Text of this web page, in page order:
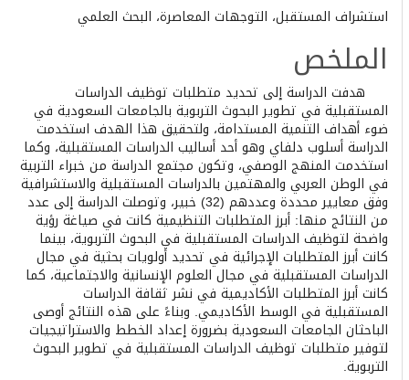
استشراف المستقبل، التوجهات المعاصرة، البحث العلمي
الملخص
هدفت الدراسة إلى تحديد متطلبات توظيف الدراسات
المستقبلية في تطوير البحوث التربوية بالجامعات السعودية في
ضوء أهداف التنمية المستدامة، ولتحقيق هذا الهدف استخدمت
الدراسة أسلوب دلفاي وهو أحد أساليب الدراسات المستقبلية، وكما
استخدمت المنهج الوصفي، وتكون مجتمع الدراسة من خبراء التربية
في الوطن العربي والمهتمين بالدراسات المستقبلية والاستشرافية
وفق معايير محددة وعددهم (32) خبير، وتوصلت الدراسة إلى عدد
من النتائج منها: أبرز المتطلبات التنظيمية كانت في صياغة رؤية
واضحة لتوظيف الدراسات المستقبلية في البحوث التربوية، بينما
كانت أبرز المتطلبات الإجرائية في تحديد أولويات بحثية في مجال
الدراسات المستقبلية في مجال العلوم الإنسانية والاجتماعية، كما
كانت أبرز المتطلبات الأكاديمية في نشر ثقافة الدراسات
المستقبلية في الوسط الأكاديمي. وبناءً على هذه النتائج أوصى
الباحثان الجامعات السعودية بضرورة إعداد الخطط والاستراتيجيات
لتوفير متطلبات توظيف الدراسات المستقبلية في تطوير البحوث
التربوية.